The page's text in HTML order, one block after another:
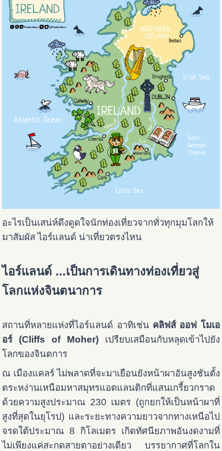
อะไรเป็นเสน่ห์ดึงดูดใจนักท่องเที่ยวจากทั่วทุกมุมโลกให้
มาสัมผัส ไอร์แลนด์ น่าเที่ยวตรงไหน
ไอร์แลนด์ ...เป็นการเดินทางท่องเที่ยวสู่
โลกแห่งจินตนาการ
สถานที่หลายแห่งที่ไอร์แลนด์ อาทิเช่น คลิฟส์ ออฟ โมเอ
อร์ (Cliffs of Moher)เปรียบเสมือนกับหลุดเข้าไปยัง
โลกของจินตการ
ณ เมืองแคลร์ ไม่พลาดที่จะมาเยือนยังหน้าผาอันสูงชันตั้ง
ตระหง่านเหนือมหาสมุทรแอตแลนติกที่แสนเกรี้ยวกราด
ด้วยความสูงประมาณ 230 เมตร (ถูกยกให้เป็นหน้าผาที่
สูงที่สุดในยุโรป) และระยะทางความยาวจากทางเหนือไป
จรดใต้ประมาณ 8 กิโลเมตร เกิดทัศนียภาพอันงดงามที่
ไม่เพียงแค่สะกดสายตาอย่างเดียว บรรยากาศที่โลกใน